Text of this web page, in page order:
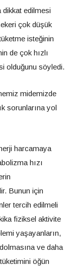
dikkat edilmesi
çok düşük
isteğinin
de çok hızlı
olduğunu söyledi.
midemizde
sorunlarına yol
harcamaya
hızı
Bunun için
tercih edilmeli
fiziksel aktivite
yaşayanların,
ve daha
öğün